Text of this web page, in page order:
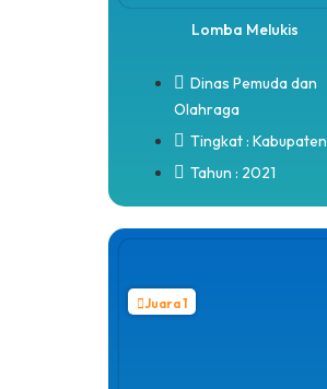
Lomba Melukis
Dinas Pemuda dan
Olahraga
Tingkat : Kabupaten
Tahun : 2021
Juara 1